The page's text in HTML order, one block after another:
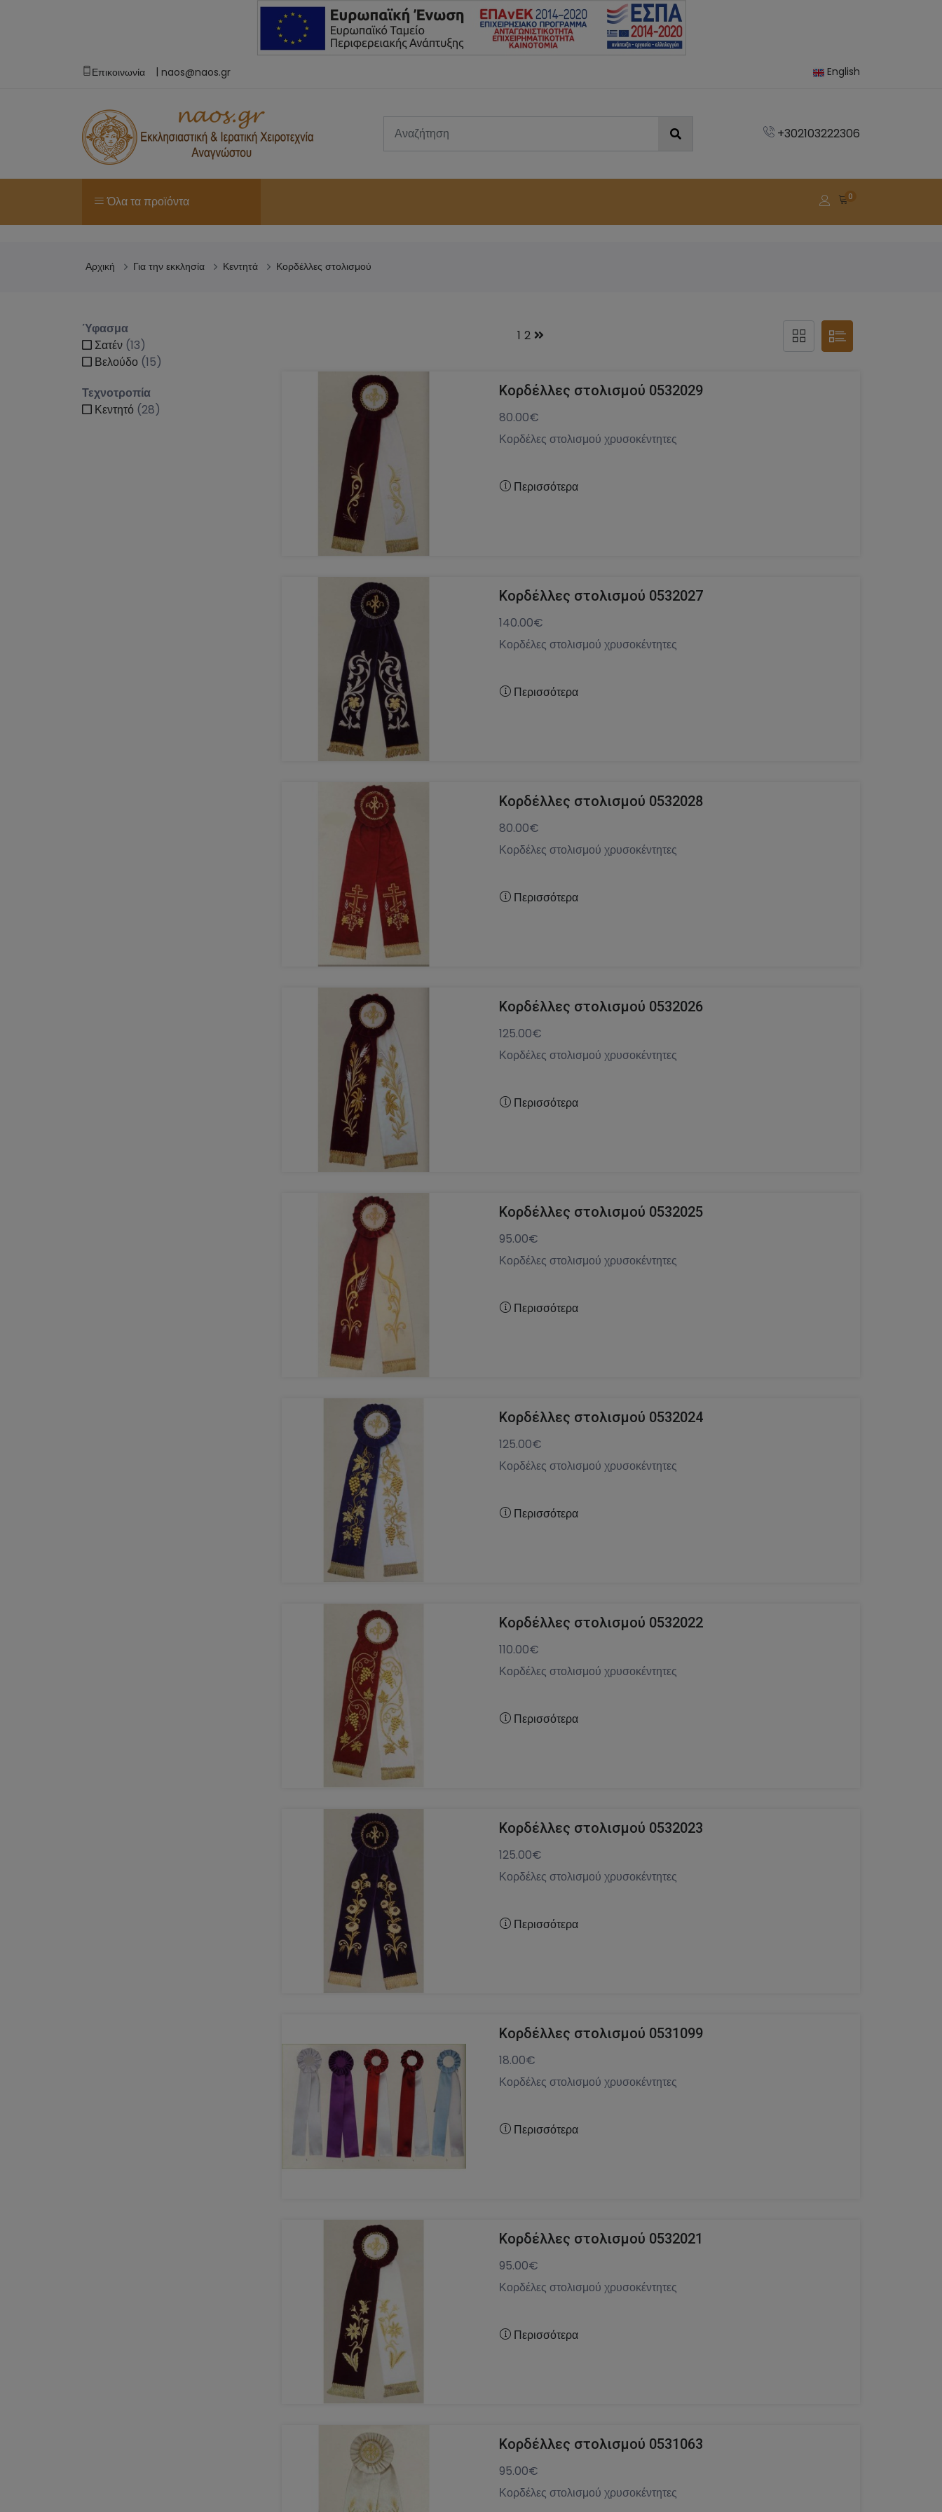
Επικοινωνία | naos@naos.gr English
+302103222306
Όλα τα προϊόντα 0
Αρχική Για την εκκλησία Κεντητά Κορδέλλες στολισμού
1 2
Κορδέλλες στολισμού 0532029
80.00€
Κορδέλες στολισμού χρυσοκέντητες
Περισσότερα
Κορδέλλες στολισμού 0532027
140.00€
Κορδέλες στολισμού χρυσοκέντητες
Περισσότερα
Κορδέλλες στολισμού 0532028
80.00€
Κορδέλες στολισμού χρυσοκέντητες
Περισσότερα
Κορδέλλες στολισμού 0532026
125.00€
Κορδέλες στολισμού χρυσοκέντητες
Περισσότερα
Κορδέλλες στολισμού 0532025
95.00€
Κορδέλες στολισμού χρυσοκέντητες
Περισσότερα
Κορδέλλες στολισμού 0532024
125.00€
Κορδέλες στολισμού χρυσοκέντητες
Περισσότερα
Κορδέλλες στολισμού 0532022
110.00€
Κορδέλες στολισμού χρυσοκέντητες
Περισσότερα
Κορδέλλες στολισμού 0532023
125.00€
Κορδέλες στολισμού χρυσοκέντητες
Περισσότερα
Κορδέλλες στολισμού 0531099
18.00€
Κορδέλες στολισμού χρυσοκέντητες
Περισσότερα
Κορδέλλες στολισμού 0532021
95.00€
Κορδέλες στολισμού χρυσοκέντητες
Περισσότερα
Κορδέλλες στολισμού 0531063
95.00€
Κορδέλες στολισμού χρυσοκέντητες
Ύφασμα
Σατέν (13)
Βελούδο (15)
Τεχνοτροπία
Κεντητό (28)